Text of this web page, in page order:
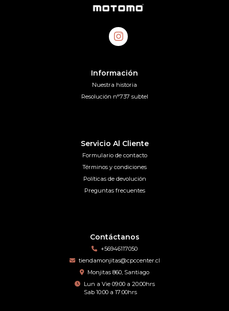
Información
Nuestra historia
Resolución n°737 subtel
Servicio Al Cliente
Formulario de contacto
Términos y condiciones
Políticas de devolución
Preguntas frecuentes
Contáctanos
+56946117050
tiendamonjitas@cpccenter.cl
Monjitas 860, Santiago
Lun a Vie 09:00 a 20:00hrs
Sab 10:00 a 17:00hrs